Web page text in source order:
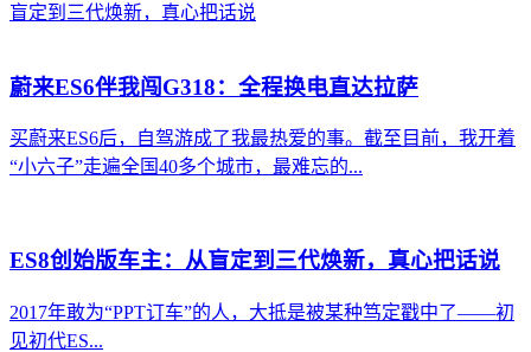
盲定到三代焕新，真心把话说
蔚来ES6伴我闯G318：全程换电直达拉萨
买蔚来ES6后，自驾游成了我最热爱的事。截至目前，我开着
“小六子”走遍全国40多个城市，最难忘的...
ES8创始版车主：从盲定到三代焕新，真心把话说
2017年敢为“PPT订车”的人，大抵是被某种笃定戳中了——初
见初代ES...